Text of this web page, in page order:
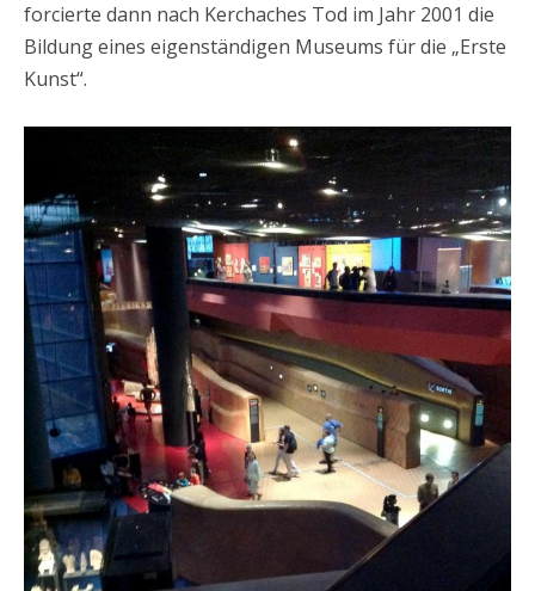
forcierte dann nach Kerchaches Tod im Jahr 2001 die
Bildung eines eigenständigen Museums für die „Erste
Kunst“.